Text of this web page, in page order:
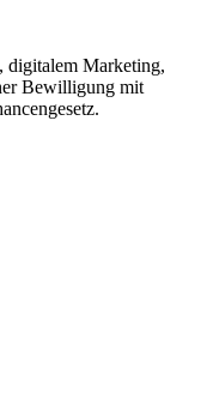
digitalem Marketing,
Bewilligung mit